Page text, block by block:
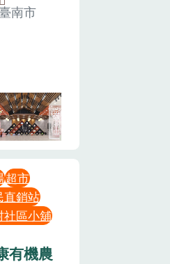
南市
超市
直銷站
社區小舖
有機農